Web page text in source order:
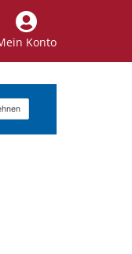
Konto